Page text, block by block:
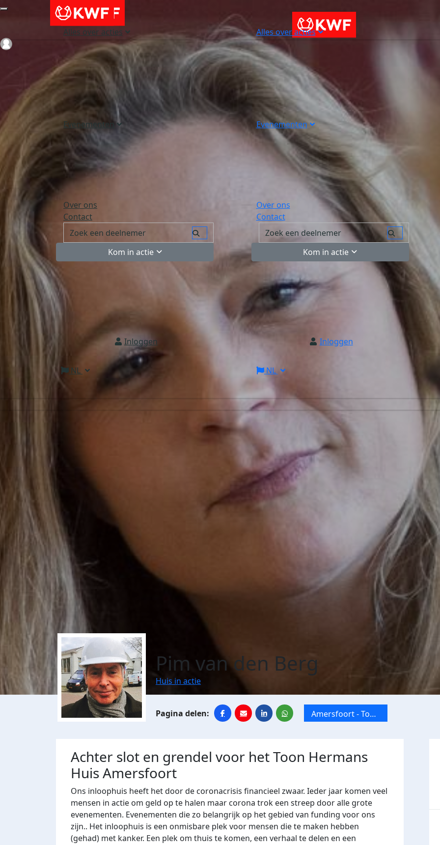
Alles over acties
Evenementen
Over ons
Contact
Kom in actie
Inloggen
NL
Alles over acties
Evenementen
Over ons
Contact
Kom in actie
Inloggen
NL
Pim van den Berg
Huis in actie
Amersfoort - Toon
Hermans Huis
Achter slot en grendel voor het Toon Hermans
Huis Amersfoort
Ons inloophuis heeft het door de coronacrisis financieel zwaar. Ieder jaar komen veel
mensen in actie om geld op te halen maar corona trok een streep door alle grote
evenementen. Evenementen die zo belangrijk op het gebied van funding voor ons
zijn.. Het inloophuis is een onmisbare plek voor mensen die te maken hebben
(gehad) met kanker. Een plek om thuis te komen, een verhaal te delen en een